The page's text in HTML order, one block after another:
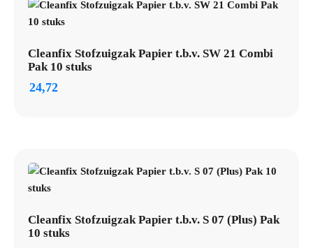
Cleanfix Stofzuigzak Papier t.b.v. SW 21 Combi
Pak 10 stuks
24,72
Cleanfix Stofzuigzak Papier t.b.v. S 07 (Plus) Pak
10 stuks